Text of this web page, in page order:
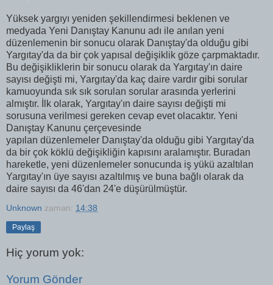
Yüksek yargıyı yeniden şekillendirmesi beklenen ve
medyada Yeni Danıştay Kanunu adı ile anılan yeni
düzenlemenin bir sonucu olarak Danıştay'da olduğu gibi
Yargıtay'da da bir çok yapısal değişiklik göze çarpmaktadır.
Bu değişikliklerin bir sonucu olarak da Yargıtay'ın daire
sayısı değişti mi, Yargıtay'da kaç daire vardır gibi sorular
kamuoyunda sık sık sorulan sorular arasında yerlerini
almıştır. İlk olarak, Yargıtay'ın daire sayısı değişti mi
sorusuna verilmesi gereken cevap evet olacaktır. Yeni
Danıştay Kanunu çerçevesinde
yapılan düzenlemeler Danıştay'da olduğu gibi Yargıtay'da
da bir çok köklü değişikliğin kapısını aralamıştır. Buradan
hareketle, yeni düzenlemeler sonucunda iş yükü azaltılan
Yargıtay'ın üye sayısı azaltılmış ve buna bağlı olarak da
daire sayısı da 46'dan 24'e düşürülmüştür.
Unknown zaman: 14:38
Paylaş
Hiç yorum yok:
Yorum Gönder